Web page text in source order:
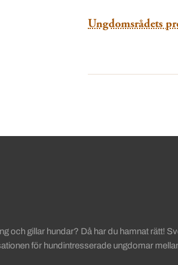
Ungdomsrådets
och gillar hundar? Då har du hamnat rätt!
för hundintresserade ungdomar